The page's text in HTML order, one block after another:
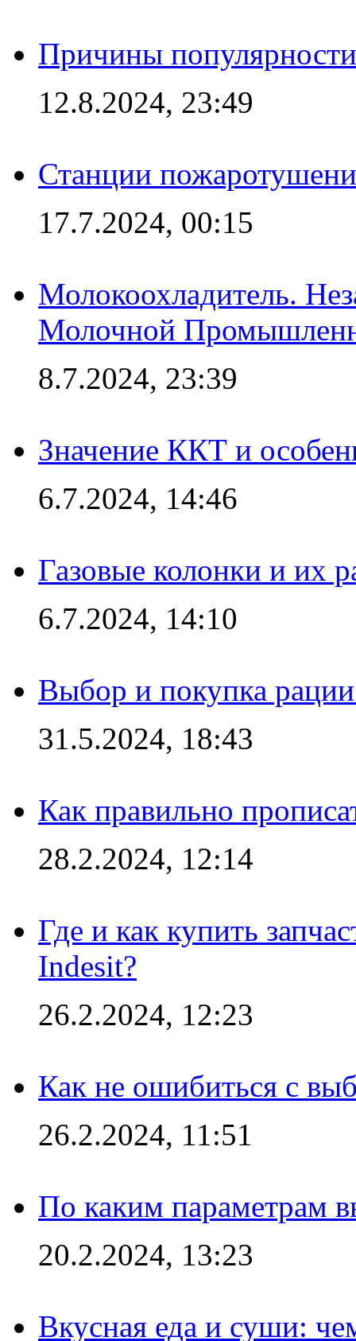
Причины
12.8.2024, 23:49
Станции
17.7.2024, 00:15
Молокоохладитель.
Молочной
8.7.2024, 23:39
Значение ККТ и
6.7.2024, 14:46
Газовые колонки и их
6.7.2024, 14:10
Выбор и покупка
31.5.2024, 18:43
Как правильно
28.2.2024, 12:14
Где и как купить
Indesit?
26.2.2024, 12:23
Как не ошибиться с
26.2.2024, 11:51
По каким параметрам
20.2.2024, 13:23
Вкусная еда и суши: